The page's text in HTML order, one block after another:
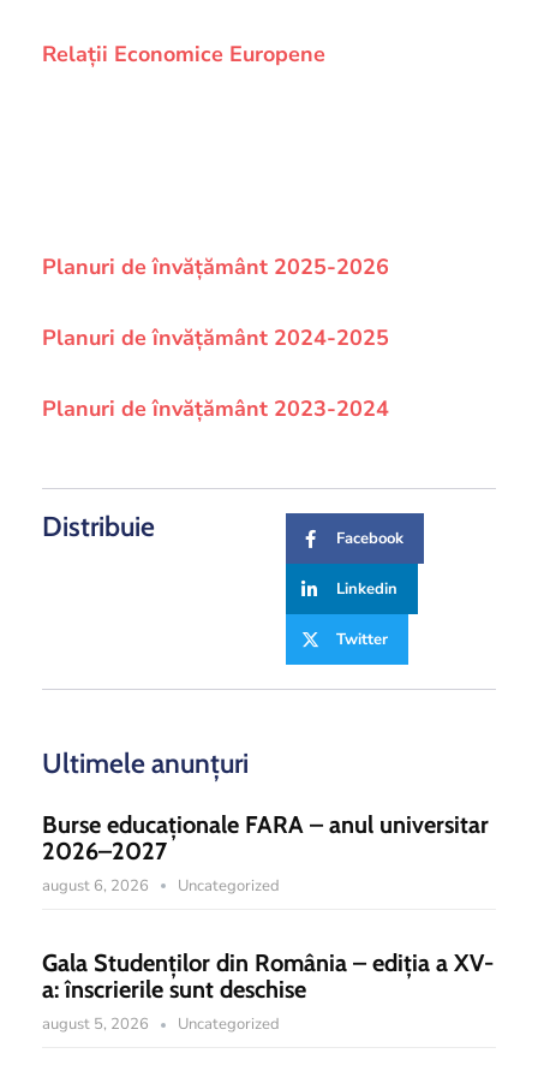
Relații Economice Europene
Planuri de învățământ 2025-2026
Planuri de învățământ 2024-2025
Planuri de învățământ 2023-2024
Distribuie Facebook
Linkedin
Twitter
Ultimele anunțuri
Burse educaționale FARA – anul universitar
2026–2027
august 6, 2026 Uncategorized
Gala Studenților din România – ediția a XV-
a: înscrierile sunt deschise
august 5, 2026 Uncategorized